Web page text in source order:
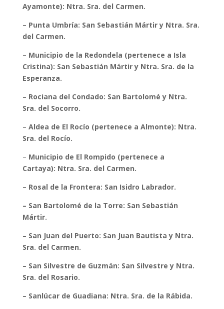
Ayamonte): Ntra. Sra. del Carmen.
– Punta Umbría: San Sebastián Mártir y Ntra. Sra.
del Carmen.
– Municipio de la Redondela (pertenece a Isla
Cristina): San Sebastián Mártir y Ntra. Sra. de la
Esperanza.
– Rociana del Condado: San Bartolomé y Ntra.
Sra. del Socorro.
– Aldea de El Rocío (pertenece a Almonte): Ntra.
Sra. del Rocío.
– Municipio de El Rompido (pertenece a
Cartaya): Ntra. Sra. del Carmen.
– Rosal de la Frontera: San Isidro Labrador.
– San Bartolomé de la Torre: San Sebastián
Mártir.
– San Juan del Puerto: San Juan Bautista y Ntra.
Sra. del Carmen.
– San Silvestre de Guzmán: San Silvestre y Ntra.
Sra. del Rosario.
– Sanlúcar de Guadiana: Ntra. Sra. de la Rábida.